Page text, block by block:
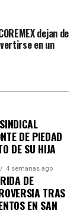
el gobierno
sigue
de la
20 días en
fuerza
Centro de la
dejan de
en un
DE PIEDAD
DE SU HIJA
4 semanas ago
DE
TRAS
EN SAN